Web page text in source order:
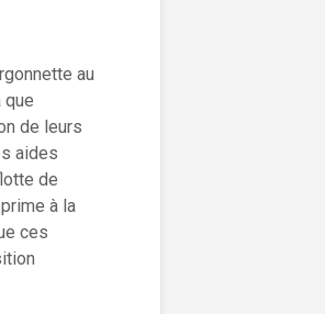
au
que
de leurs
aides
de
à la
ces